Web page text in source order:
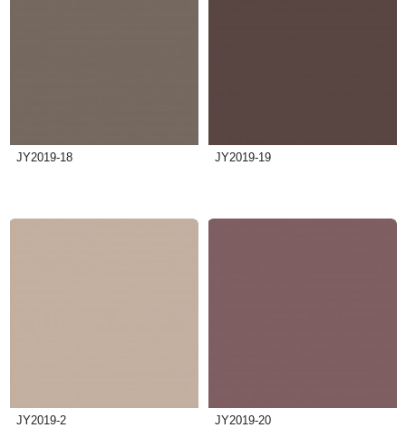
JY2019-18 JY2019-19
JY2019-2 JY2019-20